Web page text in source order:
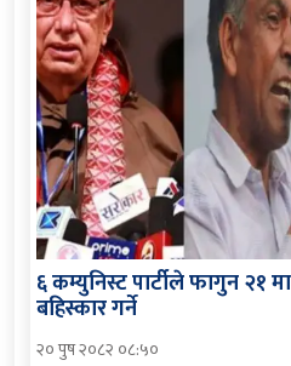
६ कम्युनिस्ट पार्टीले फागुन २१
बहिस्कार गर्ने
२० पुष २०८२ ०८:५०